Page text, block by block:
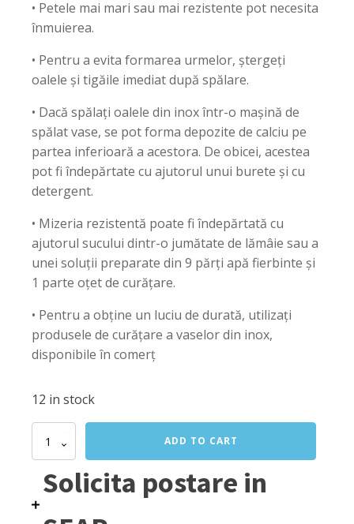
• Petele mai mari sau mai rezistente pot necesita
înmuierea.
• Pentru a evita formarea urmelor, ștergeți
oalele și tigăile imediat după spălare.
• Dacă spălați oalele din inox într-o mașină de
spălat vase, se pot forma depozite de calciu pe
partea inferioară a acestora. De obicei, acestea
pot fi îndepărtate cu ajutorul unui burete și cu
detergent.
• Mizeria rezistentă poate fi îndepărtată cu
ajutorul sucului dintr-o jumătate de lămâie sau a
unei soluții preparate din 9 părți apă fierbinte și
1 parte oțet de curățare.
• Pentru a obține un luciu de durată, utilizați
produsele de curățare a vaselor din inox,
disponibile în comerț
12 in stock
Oala
capac
Lit,
ADD TO CART
Solicita postare in